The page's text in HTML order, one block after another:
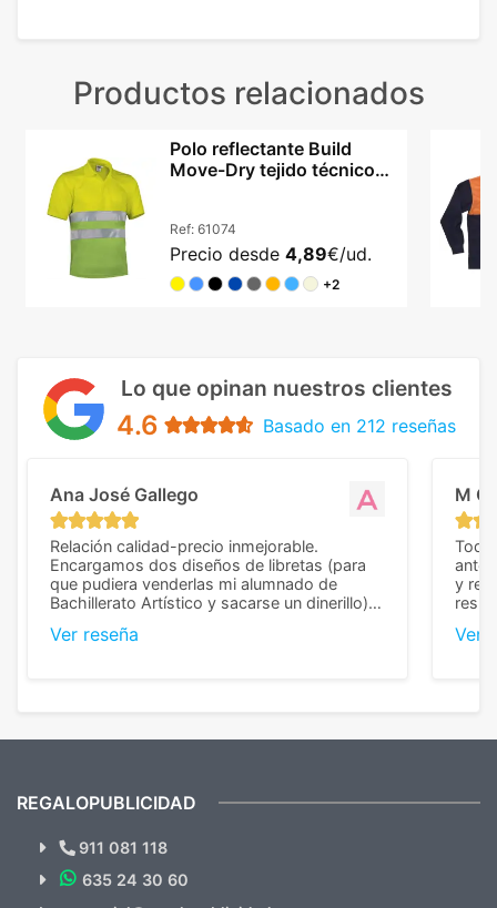
Productos relacionados
Polo reflectante Build
Move-Dry tejido técnico
Ref: 61074
Precio desde 4,89€/ud.
+2
Lo que opinan nuestros clientes
4.6 Basado en 212 reseñas
Ana José Gallego
Relación calidad-precio inmejorable.
Encargamos dos diseños de libretas (para
que pudiera venderlas mi alumnado de
Bachillerato Artístico y sacarse un dinerillo) y
diferencia, con libretas de muy buena calidad
Ver reseña
M C
Todo
y
Ver
¿Quieres ver nuestras últimas
Novedades y Ofertas?
REGALOPUBLICIDAD
911 081 118
635 24 30 60